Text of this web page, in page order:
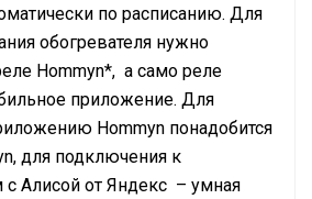
по расписанию. Для
обогревателя нужно
Hommyn*, а само реле
приложение. Для
Hommyn понадобится
для подключения к
Алисой от Яндекс – умная